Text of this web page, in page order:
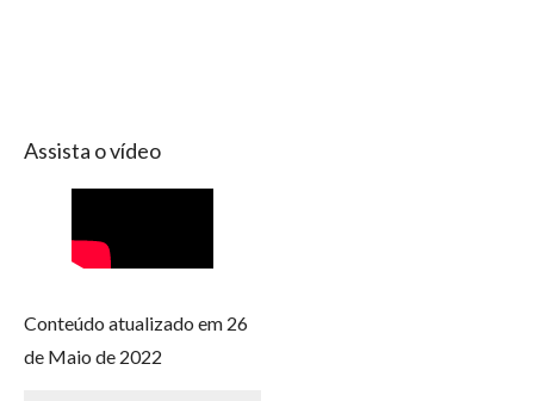
Assista o vídeo
Conteúdo atualizado em 26
de Maio de 2022